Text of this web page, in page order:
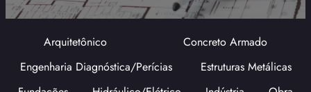
Arquitetônico
Concreto Armado
Engenharia Diagnóstica/Perícias
Estruturas Metálicas